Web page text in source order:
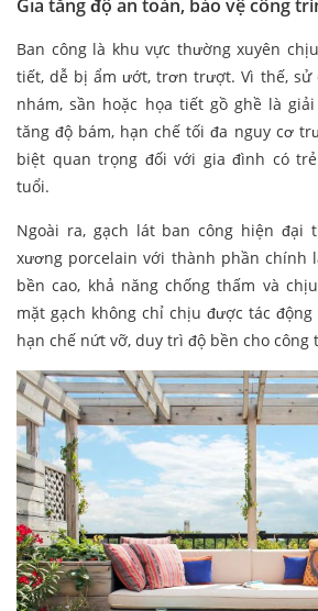
Gia tăng độ an toàn, bảo vệ công
Ban công là khu vực thường xuyên
tiết, dễ bị ẩm ướt, trơn trượt. Vì thế, sử
nhám, sần hoặc họa tiết gồ ghề là
tăng độ bám, hạn chế tối đa nguy cơ
biệt quan trọng đối với gia đình có
tuổi.
Ngoài ra, gạch lát ban công hiện đại
xương porcelain với thành phần chính
bền cao, khả năng chống thấm và
mặt gạch không chỉ chịu được tác
hạn chế nứt vỡ, duy trì độ bền cho